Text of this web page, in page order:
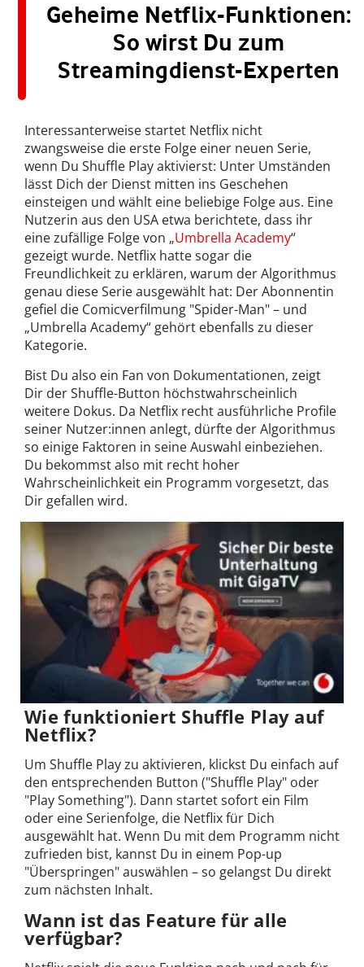
Geheime Netflix-Funktionen:
So wirst Du zum
Streamingdienst-Experten
Interessanterweise startet Netflix nicht
zwangsweise die erste Folge einer neuen Serie,
wenn Du Shuffle Play aktivierst: Unter Umständen
lässt Dich der Dienst mitten ins Geschehen
einsteigen und wählt eine beliebige Folge aus. Eine
Nutzerin aus den USA etwa berichtete, dass ihr
eine zufällige Folge von „Umbrella Academy“
gezeigt wurde. Netflix hatte sogar die
Freundlichkeit zu erklären, warum der Algorithmus
genau diese Serie ausgewählt hat: Der Abonnentin
gefiel die Comicverfilmung "Spider-Man" – und
„Umbrella Academy“ gehört ebenfalls zu dieser
Kategorie.
Bist Du also ein Fan von Dokumentationen, zeigt
Dir der Shuffle-Button höchstwahrscheinlich
weitere Dokus. Da Netflix recht ausführliche Profile
seiner Nutzer:innen anlegt, dürfte der Algorithmus
so einige Faktoren in seine Auswahl einbeziehen.
Du bekommst also mit recht hoher
Wahrscheinlichkeit ein Programm vorgesetzt, das
Dir gefallen wird.
Wie funktioniert Shuffle Play auf
Netflix?
Um Shuffle Play zu aktivieren, klickst Du einfach auf
den entsprechenden Button ("Shuffle Play" oder
"Play Something"). Dann startet sofort ein Film
oder eine Serienfolge, die Netflix für Dich
ausgewählt hat. Wenn Du mit dem Programm nicht
zufrieden bist, kannst Du in einem Pop-up
"Überspringen" auswählen – so gelangst Du direkt
zum nächsten Inhalt.
Wann ist das Feature für alle
verfügbar?